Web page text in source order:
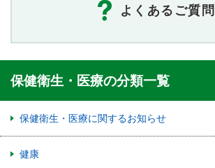
よくあるご質問
保健衛生・医療の分類一覧
保健衛生・医療に関するお知らせ
健康